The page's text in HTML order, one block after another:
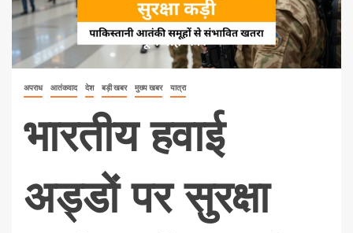
अपराध आतंकवाद देश बड़ी खबर मुख्य खबर यात्रा
भारतीय हवाई
अड्डों पर सुरक्षा